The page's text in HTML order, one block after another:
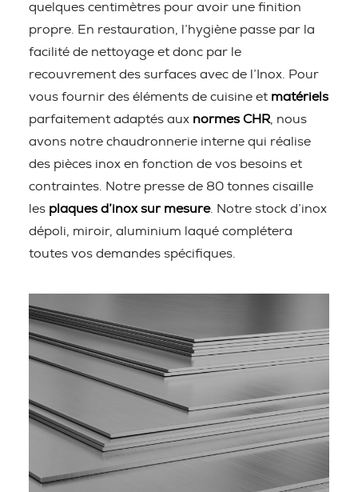
quelques centimètres pour avoir une finition
propre. En restauration, l’hygiène passe par la
facilité de nettoyage et donc par le
recouvrement des surfaces avec de l’Inox. Pour
vous fournir des éléments de cuisine et matériels
parfaitement adaptés aux normes CHR , nous
avons notre chaudronnerie interne qui réalise
des pièces inox en fonction de vos besoins et
contraintes. Notre presse de 80 tonnes cisaille
les plaques d’inox sur mesure. Notre stock d’inox
dépoli, miroir, aluminium laqué complétera
toutes vos demandes spécifiques.